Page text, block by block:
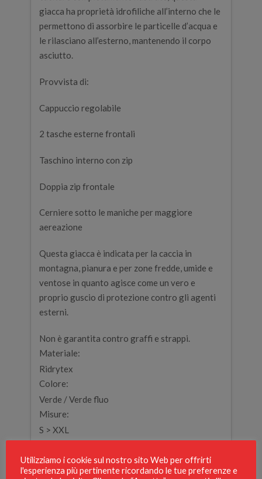
giacca ha proprietà idrofiliche all’interno che le
permettono di assorbire le particelle d’acqua e
le rilasciano all’esterno, mantenendo il corpo
asciutto.
Provvista di:
Cappuccio regolabile
2 tasche esterne frontali
Taschino interno con zip
Doppia zip frontale
Cerniere sotto le maniche per maggiore
aereazione
Questa giacca è indicata per la caccia in
montagna, pianura e per zone fredde, umide e
ventose in quanto agisce come un vero e
proprio guscio di protezione contro gli agenti
esterni.
Non è garantita contro graffi e strappi.
Materiale:
Ridrytex
Colore:
Verde / Verde fluo
Misure:
S > XXL
gr. 410
Utilizziamo i cookie sul nostro sito Web per offrirti
l'esperienza più pertinente ricordando le tue preferenze e